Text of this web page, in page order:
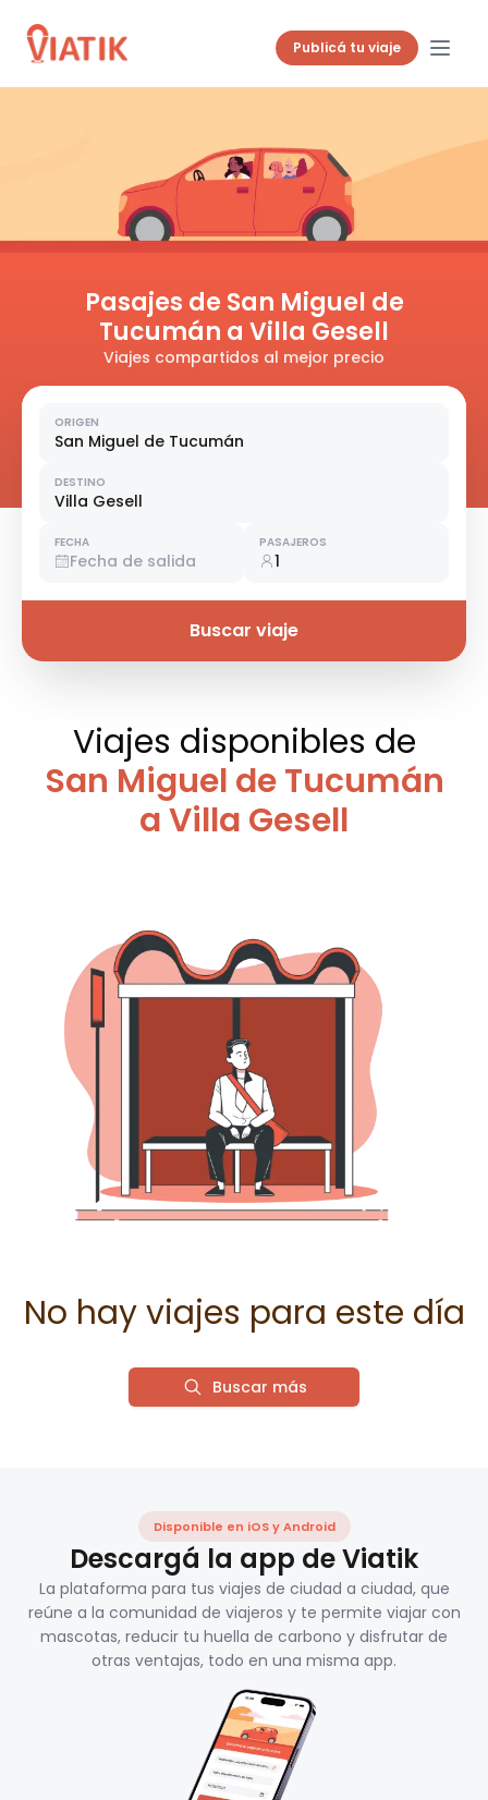
Publicá tu viaje
Pasajes de San Miguel de
Tucumán a Villa Gesell
Viajes compartidos al mejor precio
ORIGEN
San Miguel de Tucumán
DESTINO
Villa Gesell
FECHA
Fecha de salida
PASAJEROS
1
Buscar viaje
Viajes disponibles de
San Miguel de Tucumán
a Villa Gesell
No hay viajes para este día
Buscar más
Disponible en iOS y Android
Descargá la app de Viatik
La plataforma para tus viajes de ciudad a ciudad, que
reúne a la comunidad de viajeros y te permite viajar con
mascotas, reducir tu huella de carbono y disfrutar de
otras ventajas, todo en una misma app.